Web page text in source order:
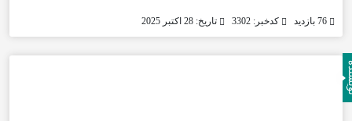
کدخبر: 3302 تاریخ: 28 اکتبر 2025